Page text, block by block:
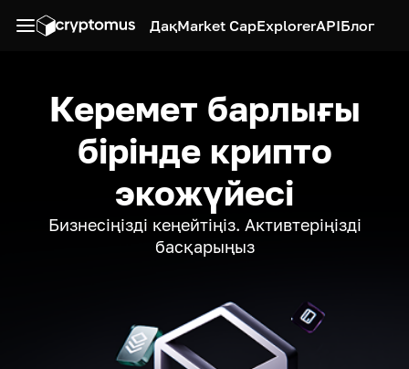
ДақMarket CapExplorerAPIБлог
Керемет барлығы
бірінде крипто
экожүйесі
Бизнесіңізді кеңейтіңіз. Активтеріңізді
басқарыңыз